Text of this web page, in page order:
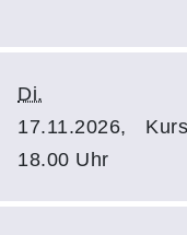
Di.
17.11.2026,
18.00 Uhr